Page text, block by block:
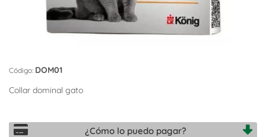
Código: DOM01
Collar dominal gato
¿Cómo lo puedo pagar?